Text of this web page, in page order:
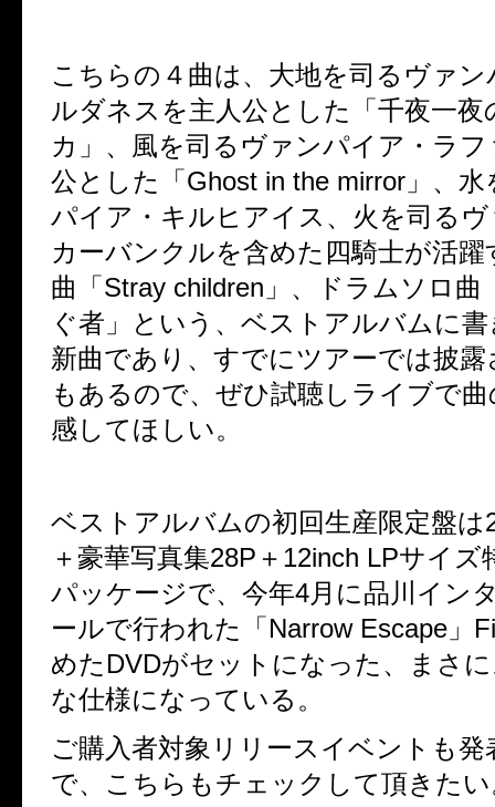
こちらの４曲は、大地を司るヴァ
ルダネスを主人公とした「千夜一夜
カ」、風を司るヴァンパイア・ラ
公とした「Ghost in the mirror」、
パイア・キルヒアイス、火を司る
カーバンクルを含めた四騎士が活
曲「Stray children」、ドラムソロ曲
ぐ者」という、ベストアルバムに
新曲であり、すでにツアーでは披
もあるので、ぜひ試聴しライブで
感してほしい。
ベストアルバムの初回生産限定盤は
＋豪華写真集28P＋12inch LPサイズ
パッケージで、今年4月に品川イン
ールで行われた「Narrow Escape」
めたDVDがセットになった、まさ
な仕様になっている。
ご購入者対象リリースイベントも
で、こちらもチェックして頂きた